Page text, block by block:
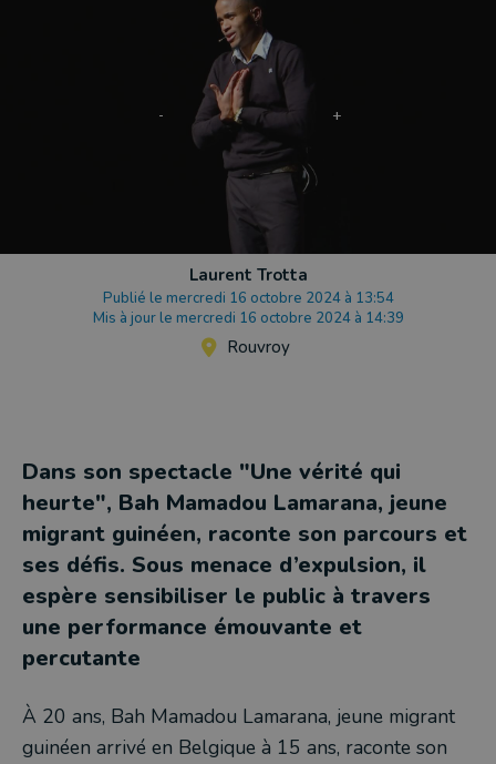
Laurent Trotta
Publié le mercredi 16 octobre 2024 à 13:54
Mis à jour le mercredi 16 octobre 2024 à 14:39
Rouvroy
Dans son spectacle "Une vérité qui
heurte", Bah Mamadou Lamarana, jeune
migrant guinéen, raconte son parcours et
ses défis. Sous menace d’expulsion, il
espère sensibiliser le public à travers
une performance émouvante et
percutante
À 20 ans, Bah Mamadou Lamarana, jeune migrant
guinéen arrivé en Belgique à 15 ans, raconte son